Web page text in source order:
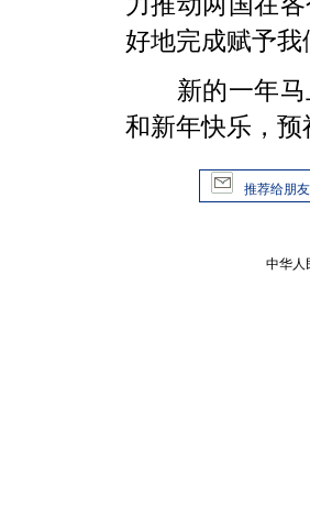
好地完成赋予我
新的一年马
和新年快乐，
推荐给朋友
中华人